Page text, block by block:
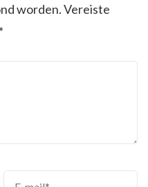
worden.Vereiste
*